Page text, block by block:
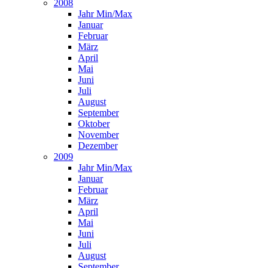
2008
Jahr Min/Max
Januar
Februar
März
April
Mai
Juni
Juli
August
September
Oktober
November
Dezember
2009
Jahr Min/Max
Januar
Februar
März
April
Mai
Juni
Juli
August